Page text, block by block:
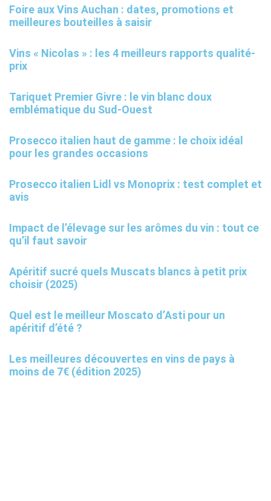
Foire aux Vins Auchan : dates, promotions et
meilleures bouteilles à saisir
Vins « Nicolas » : les 4 meilleurs rapports qualité-
prix
Tariquet Premier Givre : le vin blanc doux
emblématique du Sud-Ouest
Prosecco italien haut de gamme : le choix idéal
pour les grandes occasions
Prosecco italien Lidl vs Monoprix : test complet et
avis
Impact de l’élevage sur les arômes du vin : tout ce
qu’il faut savoir
Apéritif sucré quels Muscats blancs à petit prix
choisir (2025)
Quel est le meilleur Moscato d’Asti pour un
apéritif d’été ?
Les meilleures découvertes en vins de pays à
moins de 7€ (édition 2025)